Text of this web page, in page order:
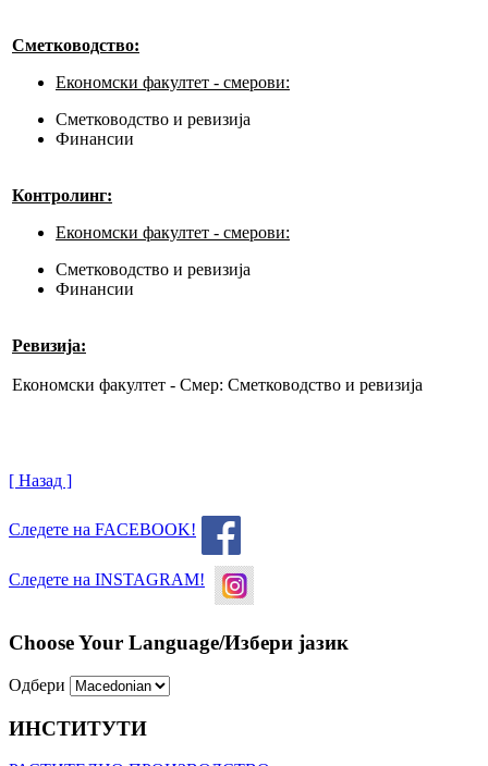
Сметководство:
Економски факултет - смерови:
Сметководство и ревизија
Финансии
Контролинг:
Економски факултет - смерови:
Сметководство и ревизија
Финансии
Ревизија:
Економски факултет - Смер: Сметководство и ревизија
[ Назад ]
Следете на FACEBOOK!
Следете на INSTAGRAM!
Choose Your Language/Избери јазик
Одбери
ИНСТИТУТИ